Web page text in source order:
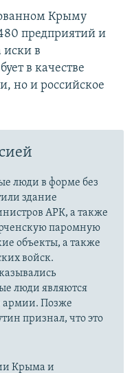
Крыму
предприятий и
иски в
в качестве
но и российское
люди в форме без
здание
АРК, а также
паромную
объекты, а также
войск.
люди являются
армии. Позже
признал, что это
Крыма и